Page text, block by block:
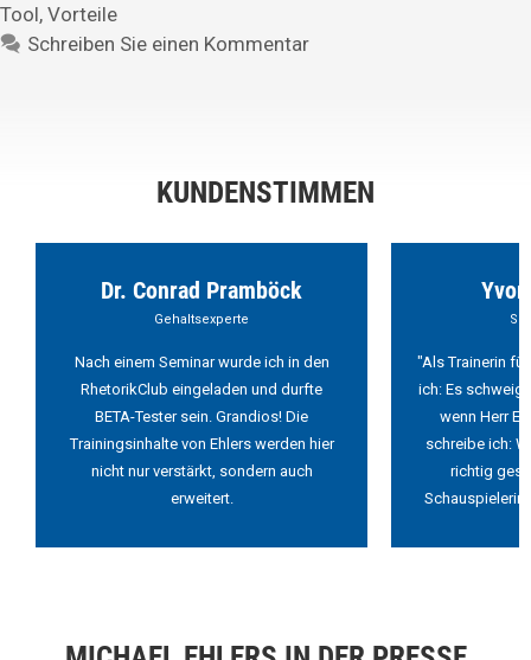
Tool, Vorteile
Schreiben Sie einen Kommentar
KUNDENSTIMMEN
Dr. Conrad Pramböck
Gehaltsexperte
Nach einem Seminar wurde ich in den
RhetorikClub eingeladen und durfte
BETA-Tester sein. Grandios! Die
Trainingsinhalte von Ehlers werden hier
nicht nur verstärkt, sondern auch
erweitert.
"Als Trainerin
ich: Es
wenn Herr
schreibe ich:
richtig
Schauspielerin